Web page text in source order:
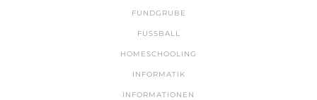
FUNDGRUBE
FUSSBALL
HOMESCHOOLING
INFORMATIK
INFORMATIONEN